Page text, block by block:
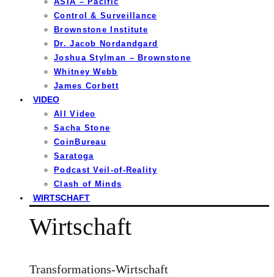
Control & Surveillance
Brownstone Institute
Dr. Jacob Nordandgard
Joshua Stylman – Brownstone
Whitney Webb
James Corbett
VIDEO
All Video
Sacha Stone
CoinBureau
Saratoga
Podcast Veil-of-Reality
Clash of Minds
WIRTSCHAFT
Wirtschaft
Transformations-Wirtschaft